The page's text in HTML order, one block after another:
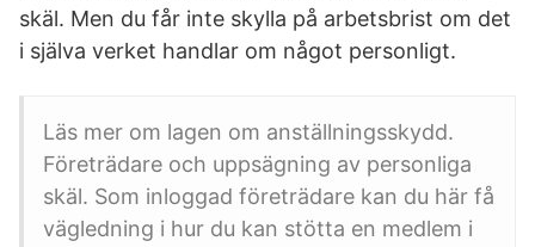
skäl. Men du får inte skylla på arbetsbrist om det
i själva verket handlar om något personligt.
Läs mer om lagen om anställningsskydd.
Företrädare och uppsägning av personliga
skäl. Som inloggad företrädare kan du här få
vägledning i hur du kan stötta en medlem i